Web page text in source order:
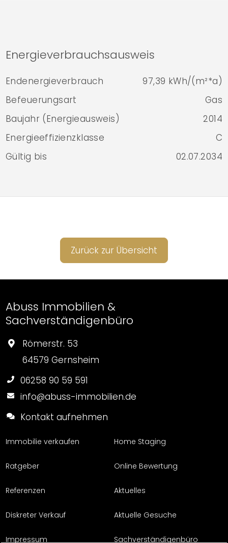
Energieverbrauchsausweis
Endenergieverbrauch
97,39 kWh/(m²*a)
Befeuerungsart
Gas
Baujahr (Energieausweis)
2014
Energieeffizienzklasse
C
Gültig bis
02.07.2034
Zurück zur Übersicht
Abuss Immobilien &
Sachverständigenbüro
Römerstr. 53
64579 Gernsheim
06258 90 59 591
info@abuss-immobilien.de
Kontakt aufnehmen
Immobilie verkaufen Home Staging
Ratgeber Online Bewertung
Referenzen Aktuelles
Diskreter Verkauf Aktuelle Gesuche
Impressum Sachverständigenbüro